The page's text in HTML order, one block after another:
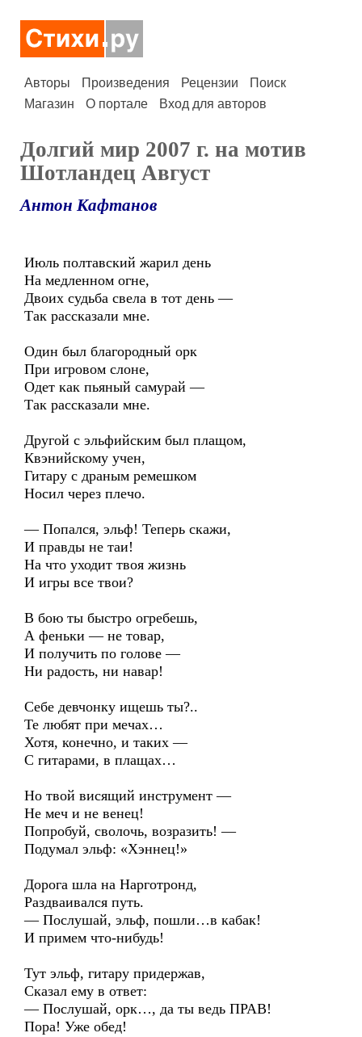
Авторы Произведения Рецензии
Поиск
Магазин
О портале Вход для авторов
Долгий мир 2007 г. на мотив
Шотландец Август
Антон Кафтанов
Июль полтавский жарил день
На медленном огне,
Двоих судьба свела в тот день —
Так рассказали мне.
Один был благородный орк
При игровом слоне,
Одет как пьяный самурай —
Так рассказали мне.
Другой с эльфийским был плащом,
Квэнийскому учен,
Гитару с драным ремешком
Носил через плечо.
— Попался, эльф! Теперь скажи,
И правды не таи!
На что уходит твоя жизнь
И игры все твои?
В бою ты быстро огребешь,
А феньки — не товар,
И получить по голове —
Ни радость, ни навар!
Себе девчонку ищешь ты?..
Те любят при мечах…
Хотя, конечно, и таких —
С гитарами, в плащах…
Но твой висящий инструмент —
Не меч и не венец!
Попробуй, сволочь, возразить! —
Подумал эльф: «Хэннец!»
Дорога шла на Нарготронд,
Раздваивался путь.
— Послушай, эльф, пошли…в кабак!
И примем что-нибудь!
Тут эльф, гитару придержав,
Сказал ему в ответ:
— Послушай, орк…, да ты ведь ПРАВ!
Пора! Уже обед!